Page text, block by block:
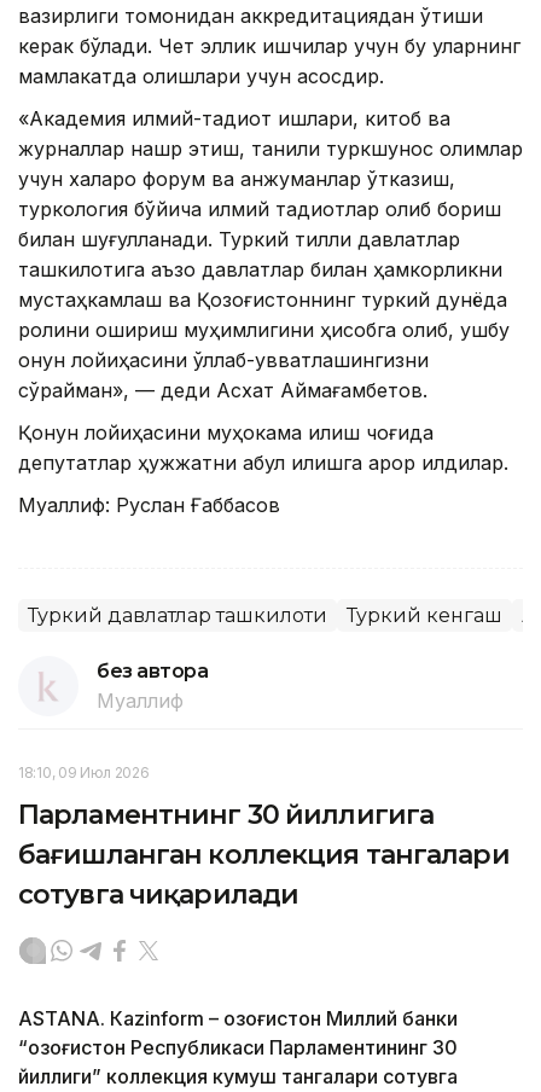
вазирлиги томонидан аккредитациядан ўтиши
керак бўлади. Чет эллик ишчилар учун бу уларнинг
мамлакатда қолишлари учун асосдир.
«Академия илмий-тадқиқот ишлари, китоб ва
журналлар нашр этиш, таниқли туркшунос олимлар
учун халқаро форум ва анжуманлар ўтказиш,
туркология бўйича илмий тадқиқотлар олиб бориш
билан шуғулланади. Туркий тилли давлатлар
ташкилотига аъзо давлатлар билан ҳамкорликни
мустаҳкамлаш ва Қозоғистоннинг туркий дунёда
ролини ошириш муҳимлигини ҳисобга олиб, ушбу
қонун лойиҳасини қўллаб-қувватлашингизни
сўрайман», — деди Асхат Аймағамбетов.
Қонун лойиҳасини муҳокама қилиш чоғида
депутатлар ҳужжатни қабул қилишга қарор қилдилар.
Муаллиф: Руслан Ғаббасов
Туркий давлатлар ташкилоти Туркий кенгаш
без автора
Муаллиф
18:10, 09 Июл 2026
Парламентнинг 30 йиллигига
бағишланган коллекция тангалари
сотувга чиқарилади
ASTANА. Кazinform – Қозоғистон Миллий банки
“Қозоғистон Республикаси Парламентининг 30
йиллиги” коллекция кумуш тангалари сотувга